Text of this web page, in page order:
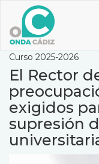
contenido
principal
Curso 2025-2026
El Rector
exigidos
supresión